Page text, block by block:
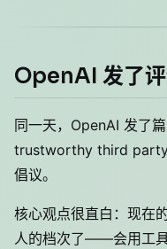
OpenAI 发了
同一天，OpenAI 发了
trustworthy third party
倡议。
核心观点很直白：现在
人的档次了——会用工